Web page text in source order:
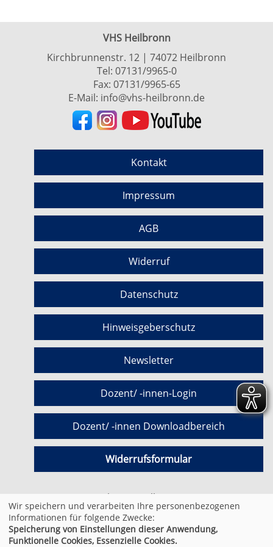
VHS Heilbronn
Kirchbrunnenstr. 12 | 74072 Heilbronn
Tel: 07131/9965-0
Fax: 07131/9965-65
E-Mail: info@vhs-heilbronn.de
Kontakt
Impressum
AGB
Widerruf
Datenschutz
Hinweisgeberschutz
Newsletter
Dozent/ -innen-Login
Dozent/ -innen Downloadbereich
Widerrufsformular
Cookie Einstellungen
© 2026 Kufer Software GmbH
Wir speichern und verarbeiten Ihre personenbezogenen
Informationen für folgende Zwecke:
Speicherung von Einstellungen dieser Anwendung,
Funktionelle Cookies, Essenzielle Cookies.